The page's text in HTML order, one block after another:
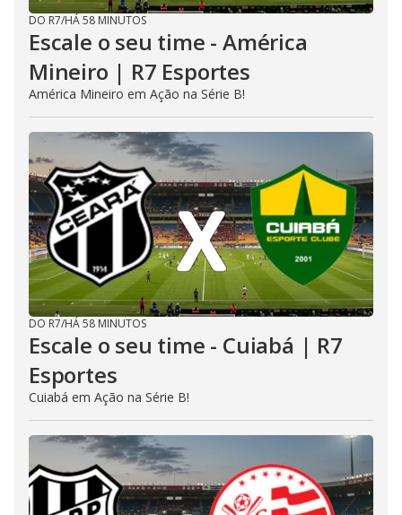
DO R7/HÁ 58 MINUTOS
Escale o seu time - América
Mineiro | R7 Esportes
América Mineiro em Ação na Série B!
DO R7/HÁ 58 MINUTOS
Escale o seu time - Cuiabá | R7
Esportes
Cuiabá em Ação na Série B!